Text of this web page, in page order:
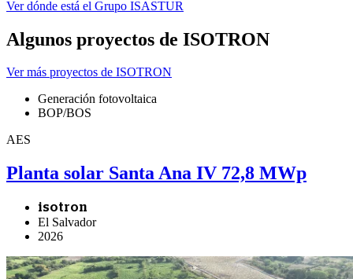
Ver dónde está el Grupo ISASTUR
Algunos proyectos de ISOTRON
Ver más proyectos de ISOTRON
Generación fotovoltaica
BOP/BOS
AES
Planta solar Santa Ana IV 72,8 MWp
isotron
El Salvador
2026